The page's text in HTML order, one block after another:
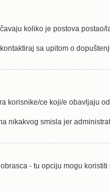
koliko je postova
sa upitom o
ce koji/e obavljaju
nikakvog smisla jer
- tu opciju mogu